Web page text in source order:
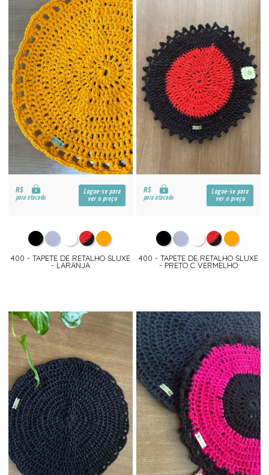
R$
para atacado
Logue-se para
ver o preço
400 - TAPETE DE RETALHO SLUXE
- LARANJA
R$
para atacado
Logue-se para
ver o preço
400 - TAPETE DE RETALHO SLUXE
- PRETO C VERMELHO